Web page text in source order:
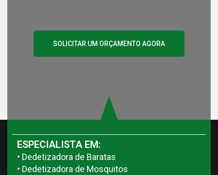
SOLICITAR UM ORÇAMENTO AGORA
ESPECIALISTA EM:
• Dedetizadora de Baratas
• Dedetizadora de Mosquitos